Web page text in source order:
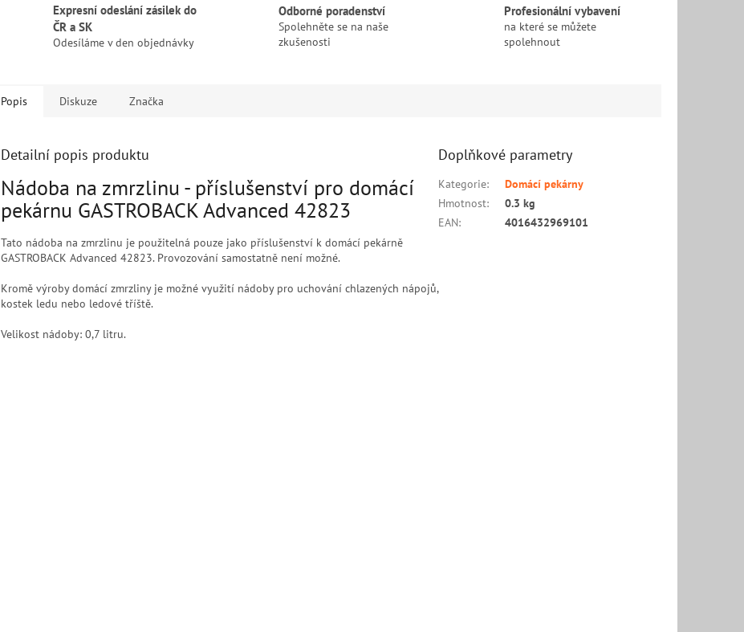
Expresní odeslání zásilek do
ČR a SK
Odesíláme v den objednávky
Odborné poradenství
Spolehněte se na naše
zkušenosti
Profesionální vybavení
na které se můžete
spolehnout
Popis Diskuze Značka
Detailní popis produktu
Nádoba na zmrzlinu - příslušenství pro domácí
pekárnu GASTROBACK Advanced 42823
Tato nádoba na zmrzlinu je použitelná pouze jako příslušenství k domácí pekárně
GASTROBACK Advanced 42823. Provozování samostatně není možné.
Kromě výroby domácí zmrzliny je možné využití nádoby pro uchování chlazených nápojů,
kostek ledu nebo ledové tříště.
Velikost nádoby: 0,7 litru.
Doplňkové parametry
Kategorie:
Domácí pekárny
Hmotnost:
0.3 kg
EAN: 4016432969101